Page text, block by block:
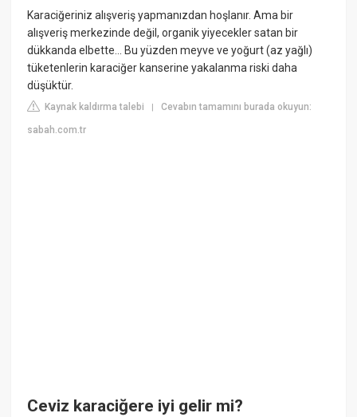
Karaciğeriniz alışveriş yapmanızdan hoşlanır. Ama bir
alışveriş merkezinde değil, organik yiyecekler satan bir
dükkanda elbette... Bu yüzden meyve ve yoğurt (az yağlı)
tüketenlerin karaciğer kanserine yakalanma riski daha
düşüktür.
Kaynak kaldırma talebi |Cevabın tamamını burada okuyun:
sabah.com.tr
Ceviz karaciğere iyi gelir mi?